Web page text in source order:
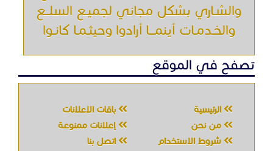
والشـاري بشكل مجاني لجميـع السلــع
والخـدمـات أينمـــا أرادوا وحيثـمـا كانـوا
تصفح في الموقع
الرئيسية
باقات الإعلانات
من نحن
إعلانات ممنوعة
شروط الاستخدام
اتصل بنا